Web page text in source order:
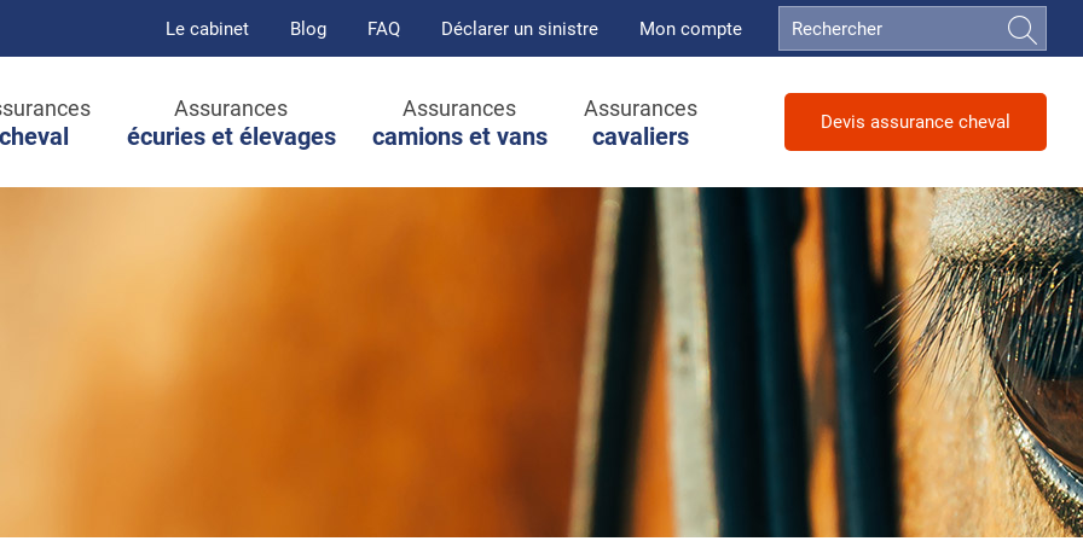
Le cabinet Blog FAQ Déclarer un sinistre Mon compte
Assurances
écuries et élevages
Assurances
camions et vans
Assurances
cavaliers Devis assurance cheval